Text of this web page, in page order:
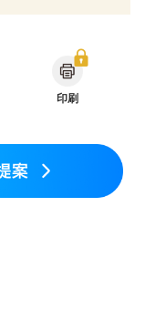
食欲がない
関節リウマチ
貧血対策
印刷